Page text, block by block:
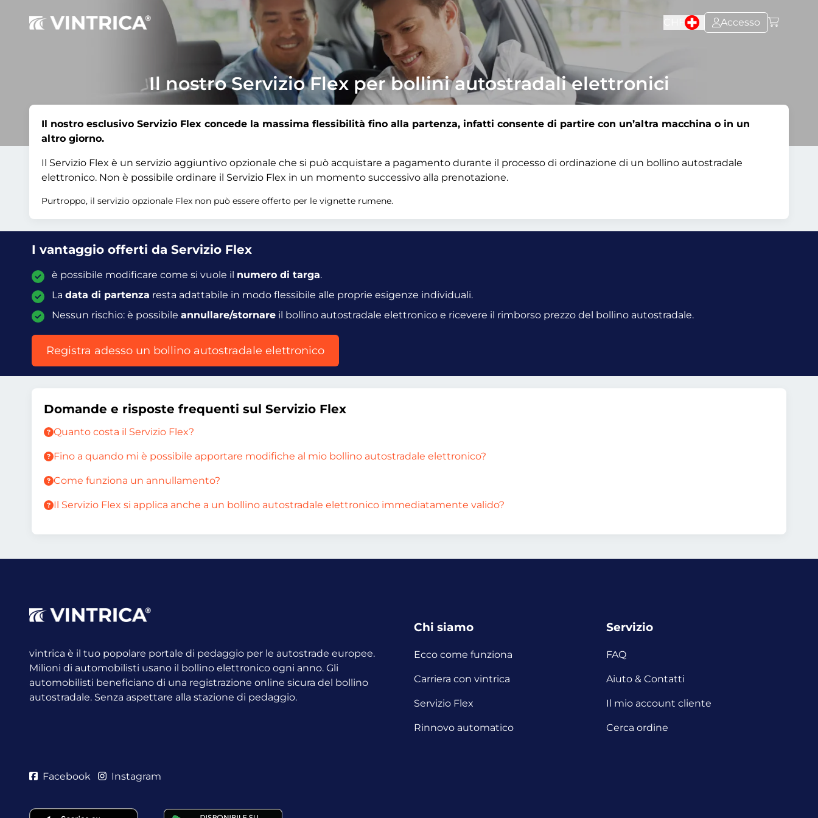
Accesso
Il nostro Servizio Flex per bollini autostradali elettronici
Il nostro esclusivo Servizio Flex concede la massima flessibilità fino alla partenza, infatti consente di partire con un’altra macchina o in un
altro giorno.
Il Servizio Flex è un servizio aggiuntivo opzionale che si può acquistare a pagamento durante il processo di ordinazione di un bollino autostradale
elettronico. Non è possibile ordinare il Servizio Flex in un momento successivo alla prenotazione.
Purtroppo, il servizio opzionale Flex non può essere offerto per le vignette rumene.
I vantaggio offerti da Servizio Flex
è possibile modificare come si vuole il numero di targa.
La data di partenza resta adattabile in modo flessibile alle proprie esigenze individuali.
Nessun rischio: è possibile annullare/stornareil bollino autostradale elettronico e ricevere il rimborso prezzo del bollino autostradale.
Registra adesso un bollino autostradale elettronico
Domande e risposte frequenti sul Servizio Flex
Quanto costa il Servizio Flex?
Fino a quando mi è possibile apportare modifiche al mio bollino autostradale elettronico?
Come funziona un annullamento?
Il Servizio Flex si applica anche a un bollino autostradale elettronico immediatamente valido?
vintrica è il tuo popolare portale di pedaggio per le autostrade europee.
Milioni di automobilisti usano il bollino elettronico ogni anno. Gli
automobilisti beneficiano di una registrazione online sicura del bollino
autostradale. Senza aspettare alla stazione di pedaggio.
Chi siamo
Ecco come funziona
Carriera con vintrica
Servizio Flex
Rinnovo automatico
Servizio
FAQ
Aiuto & Contatti
Il mio account cliente
Cerca ordine
Facebook Instagram